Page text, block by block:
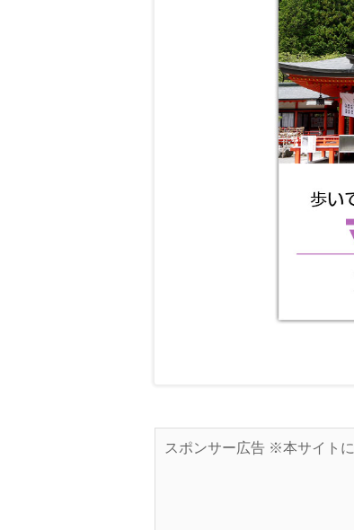
スポンサー広告 ※本サイト